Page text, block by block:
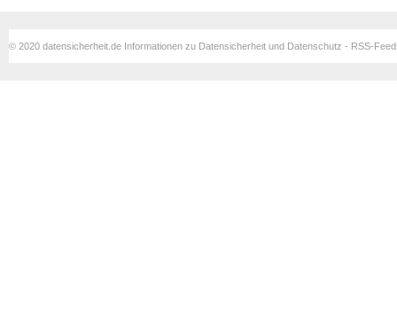
© 2020 datensicherheit.de Informationen zu Datensicherheit und Datenschutz - RSS-